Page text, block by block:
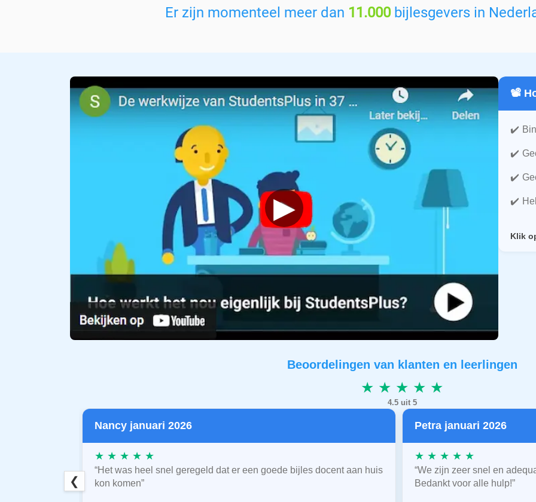
e
n
Er zijn momenteel meer dan 11.000bijlesgevers in
▶
📽️
Klik
Beoordelingen van klanten en leerlingen
★ ★ ★ ★ ★
4.5 uit 5
Nancy januari 2026
★ ★ ★ ★ ★
“Het was heel snel geregeld dat er een goede bijles docent aan huis
kon komen”
Petra januari 2026
★ ★ ★ ★ ★
“We zijn zeer snel en
Bedankt voor alle hulp!”
❮